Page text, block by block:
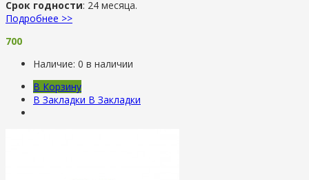
Срок годности: 24 месяца.
Подробнее >>
700
Наличие: 0 в наличии
В Корзину
В Закладки В Закладки